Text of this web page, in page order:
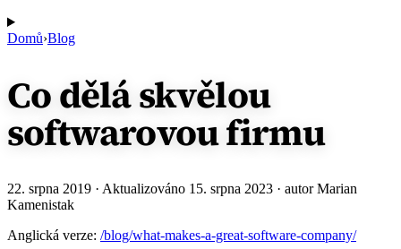
Domů›Blog
Co dělá skvělou
softwarovou firmu
22. srpna 2019 · Aktualizováno 15. srpna 2023 · autor Marian
Kamenistak
Anglická verze: /blog/what-makes-a-great-software-company/